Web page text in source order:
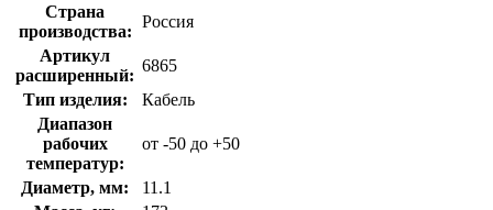
Страна
производства:
Россия
Артикул
расширенный:
6865
Тип изделия:
Кабель
Диапазон
рабочих
температур:
от -50 до +50
Диаметр, мм:
11.1